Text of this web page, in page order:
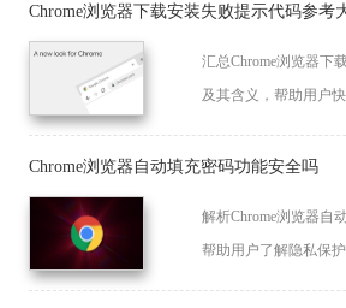
Chrome浏览器下载安装失败提示代码参考
汇总Chrome浏览器下
及其含义，帮助用户
Chrome浏览器自动填充密码功能安全吗
解析Chrome浏览器自
帮助用户了解隐私保